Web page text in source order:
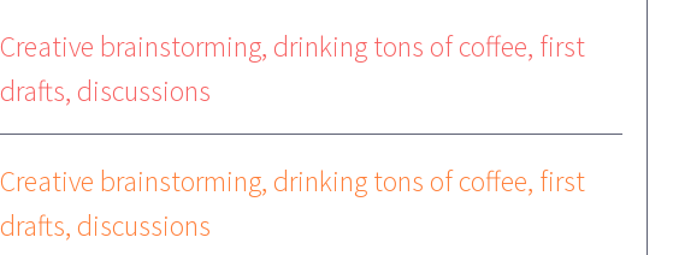
Creative brainstorming, drinking tons of coffee, first
drafts, discussions
Creative brainstorming, drinking tons of coffee, first
drafts, discussions